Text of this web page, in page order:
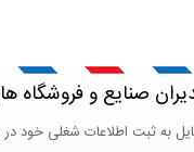
صنایع و فروشگاه
به ثبت اطلاعات شغلی خود